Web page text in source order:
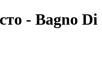
- Bagno Di